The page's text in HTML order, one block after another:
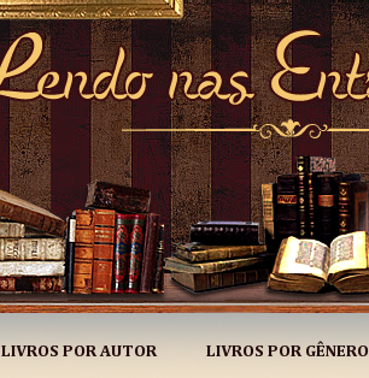
LIVROS POR AUTOR LIVROS POR GÊNERO